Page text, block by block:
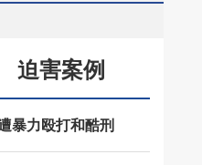
迫害案例
暴力殴打和酷刑